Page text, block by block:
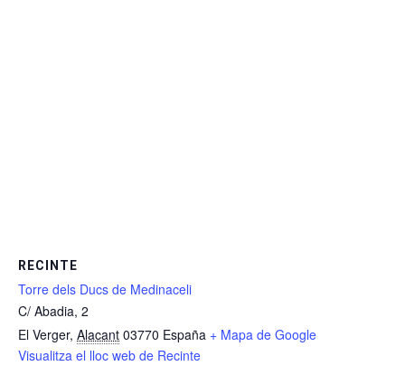
RECINTE
Torre dels Ducs de Medinaceli
C/ Abadia, 2
El Verger, Alacant 03770 España + Mapa de Google
Visualitza el lloc web de Recinte